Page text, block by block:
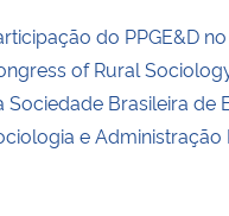
do PPGE&D
of Rural
Sociedade Brasileira de
e Administração